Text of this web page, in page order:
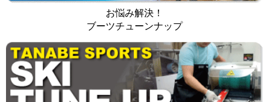
お悩み解決！
ブーツチューンナップ